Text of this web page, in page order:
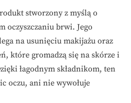
stworzony z myślą o
oczyszczaniu brwi. Jego
na usunięciu makijażu oraz
które gromadzą się na skórze i
łagodnym składnikom, ten
oczu, ani nie wywołuje